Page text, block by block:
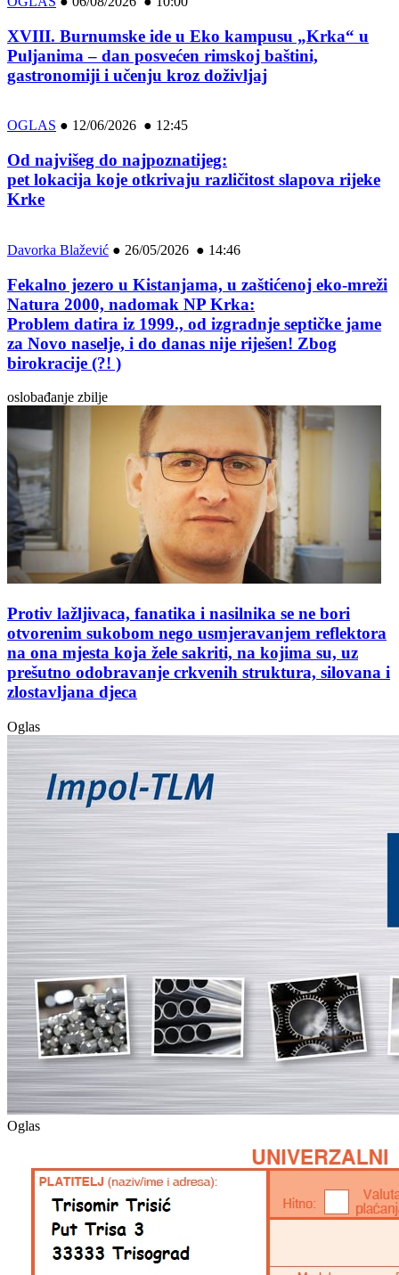
XVIII. Burnumske ide u Eko kampusu „Krka“ u
Puljanima – dan posvećen rimskoj baštini,
gastronomiji i učenju kroz doživljaj
OGLAS ● 12/06/2026 ● 12:45
Od najvišeg do najpoznatijeg:
pet lokacija koje otkrivaju različitost slapova rijeke
Krke
Davorka Blažević ● 26/05/2026 ● 14:46
Fekalno jezero u Kistanjama, u zaštićenoj eko-mreži
Natura 2000, nadomak NP Krka:
Problem datira iz 1999., od izgradnje septičke jame
za Novo naselje, i do danas nije riješen! Zbog
birokracije (?! )
oslobađanje zbilje
Protiv lažljivaca, fanatika i nasilnika se ne bori
otvorenim sukobom nego usmjeravanjem reflektora
na ona mjesta koja žele sakriti, na kojima su, uz
prešutno odobravanje crkvenih struktura, silovana i
zlostavljana djeca
Oglas
Oglas